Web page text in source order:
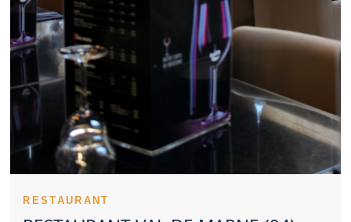
Restaurant Val de Marne convivial peut répondre aux attentes
des familles. Pour une occasion spéciale, un Restaurant Val de
Marne raffiné peut faire la différence. Un Restaurant Val de
Marne gagne en attractivité grâce à une belle présentation. La
propreté reste un critère incontournable dans un Restaurant Val
de Marne. L’intérêt d’un Restaurant Val de Marne repose
souvent sur une combinaison de points forts.
Un Restaurant Val de Marne peut construire une solide
réputation avec le temps. L’âme d’un Restaurant Val de Marne
se dévoile rapidement au client. L’implication de l’équipe fait
progresser la perception d’un Restaurant Val de Marne. Le
savoir-faire technique s’exprime dans les cuissons d’un
un Restaurant Val de Marne créent une première impression. Un
RESTAURANT